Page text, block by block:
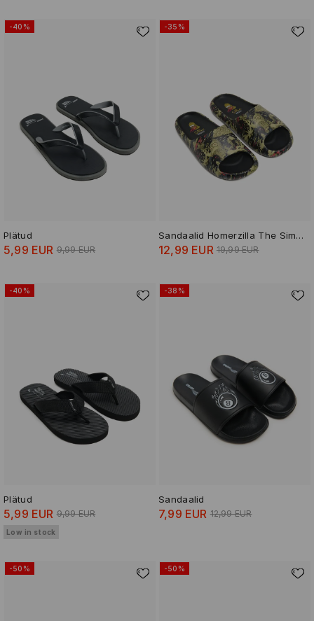
-40%
Plätud
5,99 EUR 9,99 EUR
-35%
Sandaalid Homerzilla The Simpsons
12,99 EUR 19,99 EUR
-40%
Plätud
5,99 EUR 9,99 EUR
Low in stock
-38%
Sandaalid
7,99 EUR 12,99 EUR
-50% -50%